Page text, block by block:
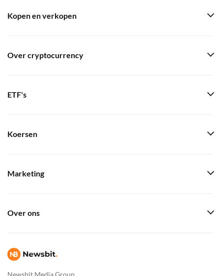
Newsbit Media Group
Kopen en verkopen
Over cryptocurrency
ETF's
Koersen
Marketing
Over ons